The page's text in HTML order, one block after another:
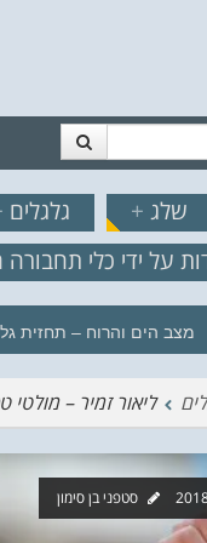
// שלג + גלגלים
על ידי כלי
מצב הים והרוח – תחזית גלים
ליאור זמיר –
סטפני בן סימון